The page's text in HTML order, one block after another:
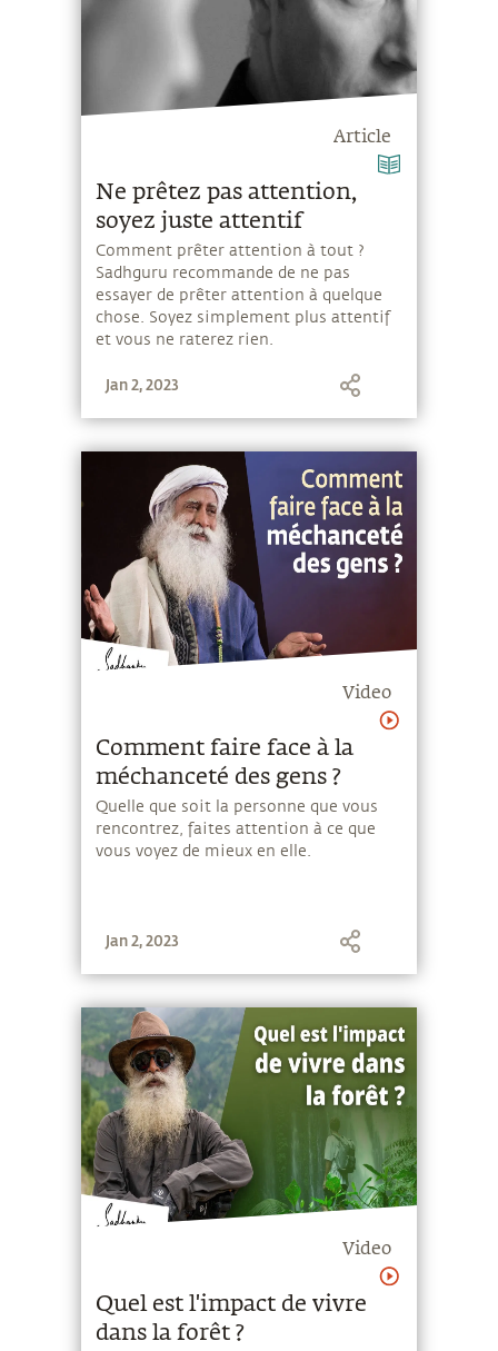
Article
Ne prêtez pas attention,
soyez juste attentif
Comment prêter attention à tout ?
Sadhguru recommande de ne pas
essayer de prêter attention à quelque
chose. Soyez simplement plus attentif
et vous ne raterez rien.
Jan 2, 2023
Video
Comment faire face à la
méchanceté des gens ?
Quelle que soit la personne que vous
rencontrez, faites attention à ce que
vous voyez de mieux en elle.
Jan 2, 2023
Video
Quel est l'impact de vivre
dans la forêt ?